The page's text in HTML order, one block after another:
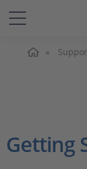
Lösungen &
Getting